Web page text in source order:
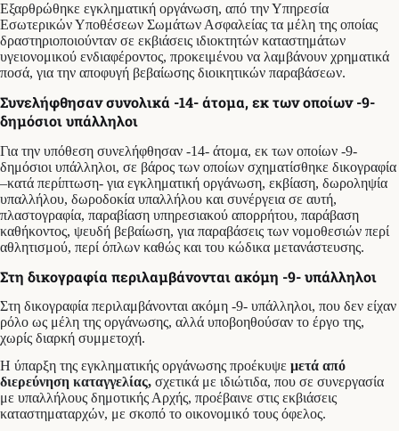
Eξαρθρώθηκε εγκληματική οργάνωση, από την Υπηρεσία
Εσωτερικών Υποθέσεων Σωμάτων Ασφαλείας τα μέλη της οποίας
δραστηριοποιούνταν σε εκβιάσεις ιδιοκτητών καταστημάτων
υγειονομικού ενδιαφέροντος, προκειμένου να λαμβάνουν χρηματικά
ποσά, για την αποφυγή βεβαίωσης διοικητικών παραβάσεων.
Συνελήφθησαν συνολικά -14- άτομα, εκ των οποίων -9-
δημόσιοι υπάλληλοι
Για την υπόθεση συνελήφθησαν -14- άτομα, εκ των οποίων -9-
δημόσιοι υπάλληλοι, σε βάρος των οποίων σχηματίσθηκε δικογραφία
–κατά περίπτωση- για εγκληματική οργάνωση, εκβίαση, δωροληψία
υπαλλήλου, δωροδοκία υπαλλήλου και συνέργεια σε αυτή,
πλαστογραφία, παραβίαση υπηρεσιακού απορρήτου, παράβαση
καθήκοντος, ψευδή βεβαίωση, για παραβάσεις των νομοθεσιών περί
αθλητισμού, περί όπλων καθώς και του κώδικα μετανάστευσης.
Στη δικογραφία περιλαμβάνονται ακόμη -9- υπάλληλοι
Στη δικογραφία περιλαμβάνονται ακόμη -9- υπάλληλοι, που δεν είχαν
ρόλο ως μέλη της οργάνωσης, αλλά υποβοηθούσαν το έργο της,
χωρίς διαρκή συμμετοχή.
Η ύπαρξη της εγκληματικής οργάνωσης προέκυψε μετά από
διερεύνηση καταγγελίας, σχετικά με ιδιώτιδα, που σε συνεργασία
με υπαλλήλους δημοτικής Αρχής, προέβαινε στις εκβιάσεις
καταστηματαρχών, με σκοπό το οικονομικό τους όφελος.